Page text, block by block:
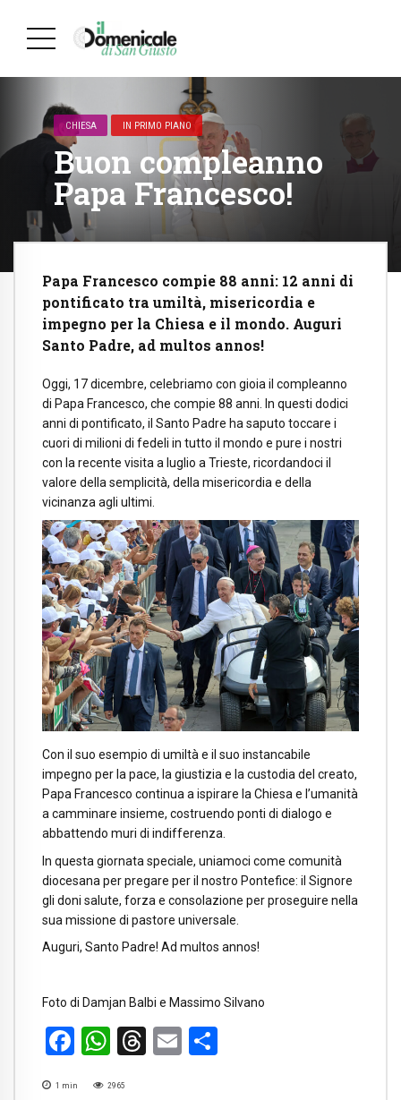
CHIESA IN PRIMO PIANO
Buon compleanno
Papa Francesco!
Papa Francesco compie 88 anni: 12 anni di
pontificato tra umiltà, misericordia e
impegno per la Chiesa e il mondo. Auguri
Santo Padre, ad multos annos!
Oggi, 17 dicembre, celebriamo con gioia il compleanno
di Papa Francesco, che compie 88 anni. In questi dodici
anni di pontificato, il Santo Padre ha saputo toccare i
cuori di milioni di fedeli in tutto il mondo e pure i nostri
con la recente visita a luglio a Trieste, ricordandoci il
valore della semplicità, della misericordia e della
vicinanza agli ultimi.
Con il suo esempio di umiltà e il suo instancabile
impegno per la pace, la giustizia e la custodia del creato,
Papa Francesco continua a ispirare la Chiesa e l’umanità
a camminare insieme, costruendo ponti di dialogo e
abbattendo muri di indifferenza.
In questa giornata speciale, uniamoci come comunità
diocesana per pregare per il nostro Pontefice: il Signore
gli doni salute, forza e consolazione per proseguire nella
sua missione di pastore universale.
Auguri, Santo Padre! Ad multos annos!
Foto di Damjan Balbi e Massimo Silvano
Facebook
WhatsApp
Threads
Email
1 min 2965